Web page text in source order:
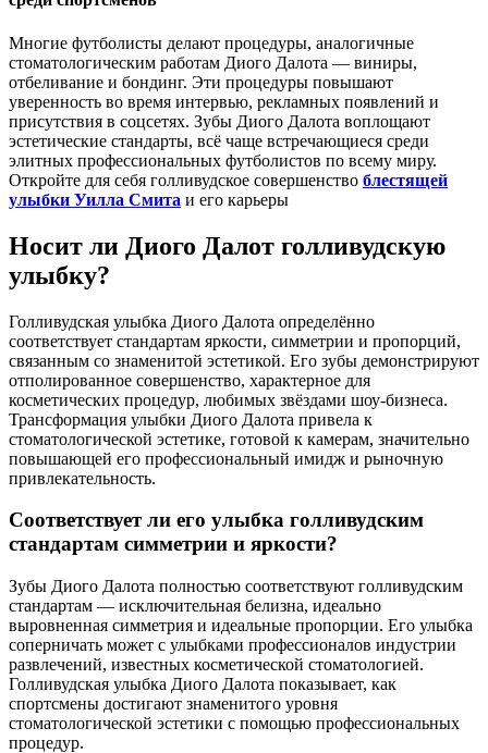
Многие футболисты делают процедуры, аналогичные
стоматологическим работам Диого Далота — виниры,
отбеливание и бондинг. Эти процедуры повышают
уверенность во время интервью, рекламных появлений и
присутствия в соцсетях. Зубы Диого Далота воплощают
эстетические стандарты, всё чаще встречающиеся среди
элитных профессиональных футболистов по всему миру.
Откройте для себя голливудское совершенство блестящей
улыбки Уилла Смита и его карьеры
Носит ли Диого Далот голливудскую
улыбку?
Голливудская улыбка Диого Далота определённо
соответствует стандартам яркости, симметрии и пропорций,
связанным со знаменитой эстетикой. Его зубы демонстрируют
отполированное совершенство, характерное для
косметических процедур, любимых звёздами шоу-бизнеса.
Трансформация улыбки Диого Далота привела к
стоматологической эстетике, готовой к камерам, значительно
повышающей его профессиональный имидж и рыночную
привлекательность.
Соответствует ли его улыбка голливудским
стандартам симметрии и яркости?
Зубы Диого Далота полностью соответствуют голливудским
стандартам — исключительная белизна, идеально
выровненная симметрия и идеальные пропорции. Его улыбка
соперничать может с улыбками профессионалов индустрии
развлечений, известных косметической стоматологией.
Голливудская улыбка Диого Далота показывает, как
спортсмены достигают знаменитого уровня
стоматологической эстетики с помощью профессиональных
процедур.